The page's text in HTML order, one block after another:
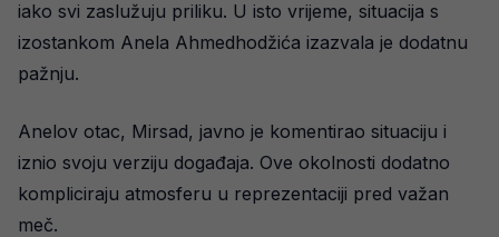
iako svi zaslužuju priliku. U isto vrijeme, situacija s
izostankom Anela Ahmedhodžića izazvala je dodatnu
pažnju.
Anelov otac, Mirsad, javno je komentirao situaciju i
iznio svoju verziju događaja. Ove okolnosti dodatno
kompliciraju atmosferu u reprezentaciji pred važan
meč.